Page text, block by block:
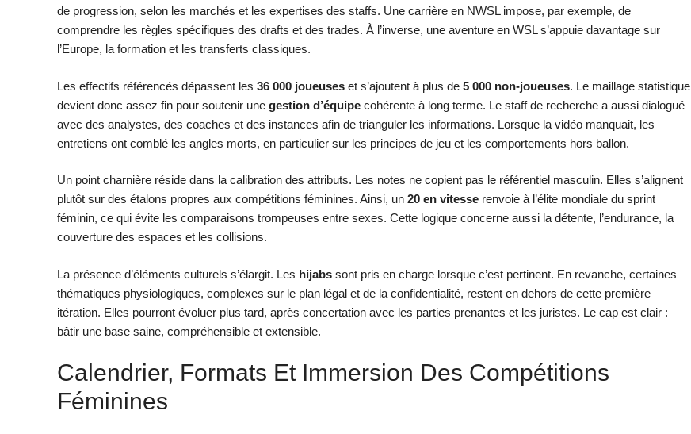
de progression, selon les marchés et les expertises des staffs. Une carrière en NWSL impose, par exemple, de
comprendre les règles spécifiques des drafts et des trades. À l’inverse, une aventure en WSL s’appuie davantage sur
l’Europe, la formation et les transferts classiques.
Les effectifs référencés dépassent les 36 000 joueuses et s’ajoutent à plus de 5 000 non-joueuses. Le maillage statistique
devient donc assez fin pour soutenir une gestion d’équipe cohérente à long terme. Le staff de recherche a aussi dialogué
avec des analystes, des coaches et des instances afin de trianguler les informations. Lorsque la vidéo manquait, les
entretiens ont comblé les angles morts, en particulier sur les principes de jeu et les comportements hors ballon.
Un point charnière réside dans la calibration des attributs. Les notes ne copient pas le référentiel masculin. Elles s’alignent
plutôt sur des étalons propres aux compétitions féminines. Ainsi, un 20 en vitesse renvoie à l’élite mondiale du sprint
féminin, ce qui évite les comparaisons trompeuses entre sexes. Cette logique concerne aussi la détente, l’endurance, la
couverture des espaces et les collisions.
La présence d’éléments culturels s’élargit. Les hijabs sont pris en charge lorsque c’est pertinent. En revanche, certaines
thématiques physiologiques, complexes sur le plan légal et de la confidentialité, restent en dehors de cette première
itération. Elles pourront évoluer plus tard, après concertation avec les parties prenantes et les juristes. Le cap est clair :
bâtir une base saine, compréhensible et extensible.
Calendrier, Formats Et Immersion Des Compétitions
Féminines